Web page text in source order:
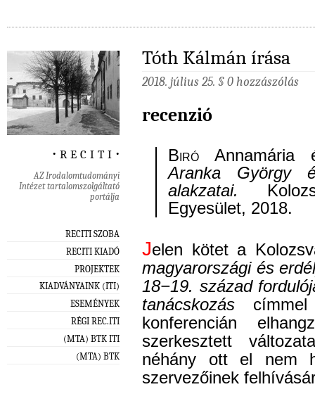
‧ r e c i t i ‧
AZ Irodalomtudományi
Intézet tartalomszolgáltató
portálja
RECITI SZOBA
RECITI KIADÓ
PROJEKTEK
KIADVÁNYAINK (ITI)
ESEMÉNYEK
RÉGI REC.ITI
(MTA) BTK ITI
(MTA) BTK
Tóth Kálmán írása
2018. július 25. § 0 hozzászólás
recenzió
Biró
Aranka György
alakzatai.
Egyesület, 2018.
Jelen kötet a
magyarországi és
18−19. század
tanácskozás címmel
konferencián
szerkesztett
néhány ott el nem
szervezőinek